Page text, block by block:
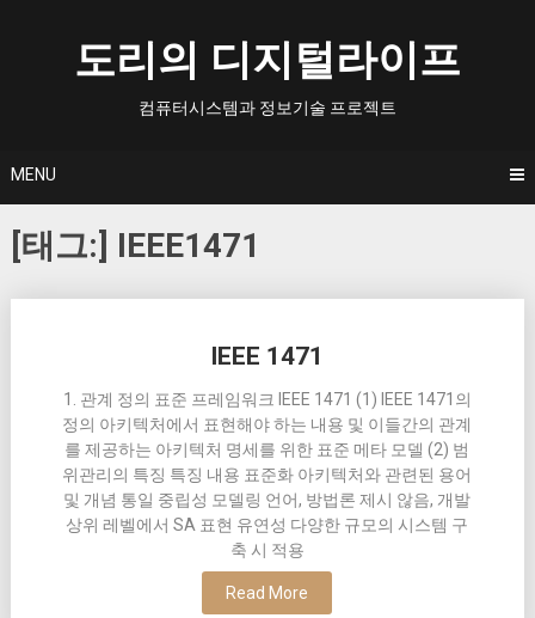
도리의 디지털라이프
컴퓨터시스템과 정보기술 프로젝트
MENU
[태그:] IEEE1471
IEEE 1471
1. 관계 정의 표준 프레임워크 IEEE 1471 (1) IEEE 1471의
정의 아키텍처에서 표현해야 하는 내용 및 이들간의 관계
를 제공하는 아키텍처 명세를 위한 표준 메타 모델 (2) 범
위관리의 특징 특징 내용 표준화 아키텍처와 관련된 용어
및 개념 통일 중립성 모델링 언어, 방법론 제시 않음, 개발
상위 레벨에서 SA 표현 유연성 다양한 규모의 시스템 구
축 시 적용
Read More